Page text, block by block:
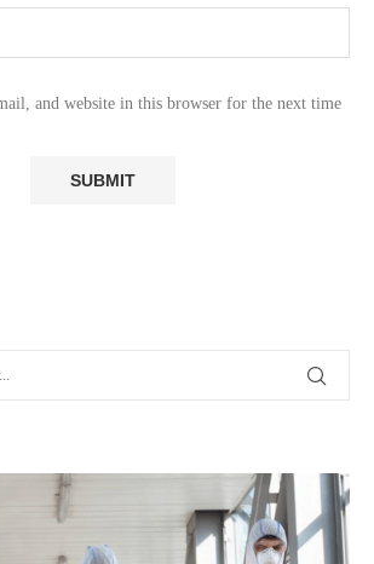
and website in this browser for the next time